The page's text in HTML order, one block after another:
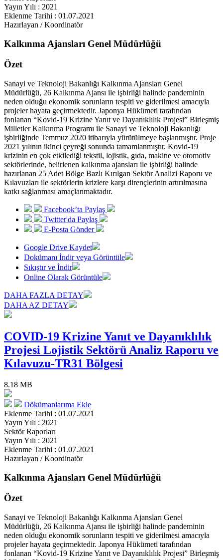
Yayın Yılı : 2021
Eklenme Tarihi : 01.07.2021
Hazırlayan / Koordinatör
Kalkınma Ajansları Genel Müdürlüğü
Özet
Sanayi ve Teknoloji Bakanlığı Kalkınma Ajansları Genel
Müdürlüğü, 26 Kalkınma Ajansı ile işbirliği halinde pandeminin
neden olduğu ekonomik sorunların tespiti ve giderilmesi amacıyla
projeler hayata geçirmektedir. Japonya Hükümeti tarafından
fonlanan “Kovid-19 Krizine Yanıt ve Dayanıklılık Projesi” Birleşmiş
Milletler Kalkınma Programı ile Sanayi ve Teknoloji Bakanlığı
işbirliğinde Temmuz 2020 itibarıyla yürütülmeye başlanmıştır. Proje
2021 yılının ikinci çeyreği sonunda tamamlanmıştır. Kovid-19
krizinin en çok etkilediği tekstil, lojistik, gıda, makine ve otomotiv
sektörlerinde, belirlenen kalkınma ajansları ile işbirliği halinde
hazırlanan 25 Adet Bölge Bazlı Kırılgan Sektör Analizi Raporu ve
Kılavuzları ile sektörlerin krizlere karşı dirençlerinin artırılmasına
katkı sağlanması amaçlanmaktadır.
Facebook’ta Paylaş
Twitter'da Paylaş
E-Posta Gönder
Google Drive Kaydet
Dokümanı İndir veya Görüntüle
Sıkıştır ve İndir
Online Olarak Görüntüle
DAHA FAZLA DETAY
DAHA AZ DETAY
COVID-19 Krizine Yanıt ve Dayanıklılık
Projesi Lojistik Sektörü Analiz Raporu ve
Kılavuzu-TR31 Bölgesi
8.18 MB
Dökümanlarıma Ekle
Eklenme Tarihi : 01.07.2021
Yayın Yılı : 2021
Sektör Raporları
Yayın Yılı : 2021
Eklenme Tarihi : 01.07.2021
Hazırlayan / Koordinatör
Kalkınma Ajansları Genel Müdürlüğü
Özet
Sanayi ve Teknoloji Bakanlığı Kalkınma Ajansları Genel
Müdürlüğü, 26 Kalkınma Ajansı ile işbirliği halinde pandeminin
neden olduğu ekonomik sorunların tespiti ve giderilmesi amacıyla
projeler hayata geçirmektedir. Japonya Hükümeti tarafından
fonlanan “Kovid-19 Krizine Yanıt ve Dayanıklılık Projesi” Birleşmiş